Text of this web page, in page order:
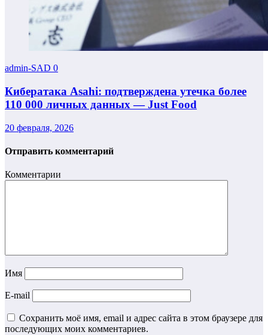
admin-SAD 0
Кибератака Asahi: подтверждена утечка более
110 000 личных данных — Just Food
20 февраля, 2026
Отправить комментарий
Комментарии
Имя
E-mail
Сохранить моё имя, email и адрес сайта в этом браузере для
последующих моих комментариев.